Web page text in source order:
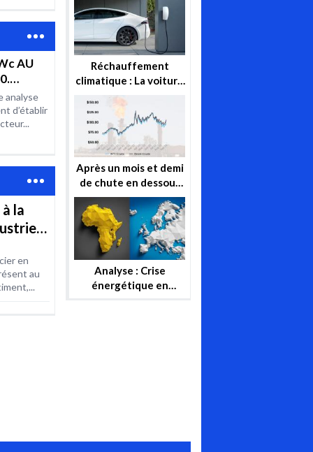
AU
analyse
d’établir
la
en
au
de demain ?
Réchauffement
climatique : La voiture
électrique, vraie
solution ou utopie ?
Après un mois et demi
de chute en dessous
de 100$, le baril peut-
il reprendre ou se
stabiliser?
Analyse : Crise
énergétique en